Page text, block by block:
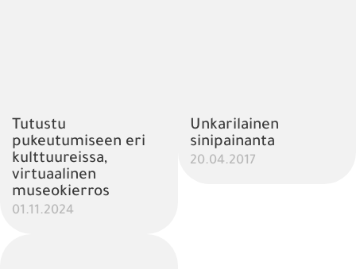
Tutustu
pukeutumiseen eri
kulttuureissa,
virtuaalinen
museokierros
01.11.2024
Unkarilainen
sinipainanta
20.04.2017